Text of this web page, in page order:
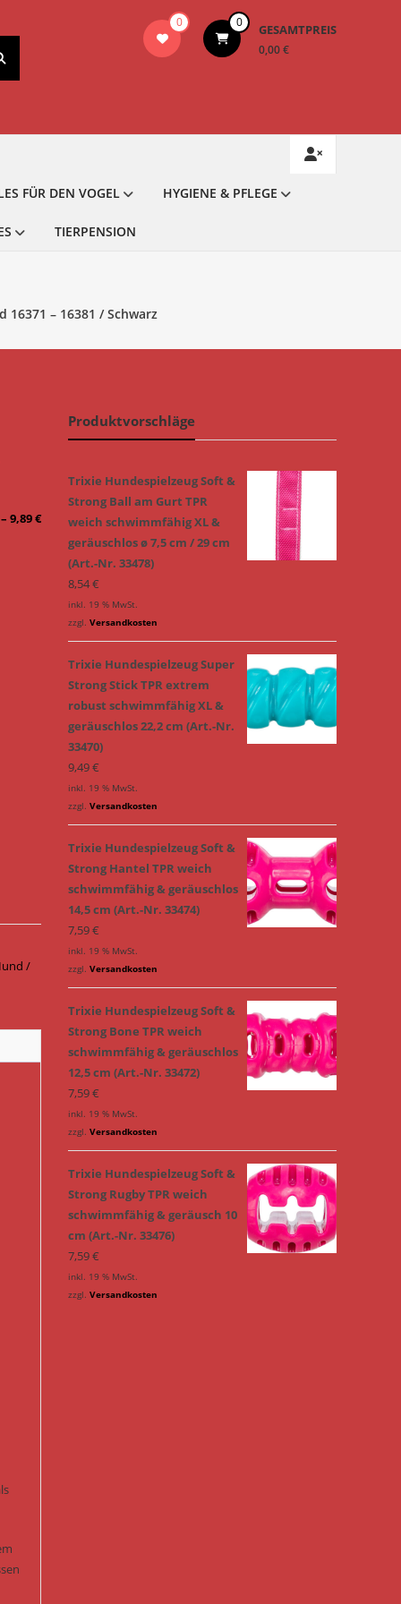
0 0 GESAMTPREIS
0,00 €
FÜR DEN VOGEL HYGIENE & PFLEGE
TIERPENSION
– 16381 / Schwarz
9,89€
/
Produktvorschläge
Trixie Hundespielzeug Soft &
Strong Ball am Gurt TPR
weich schwimmfähig XL &
geräuschlos ø 7,5 cm / 29 cm
(Art.-Nr. 33478)
8,54€
inkl. 19 % MwSt.
zzgl. Versandkosten
Trixie Hundespielzeug Super
Strong Stick TPR extrem
robust schwimmfähig XL &
geräuschlos 22,2 cm (Art.-Nr.
33470)
9,49€
inkl. 19 % MwSt.
zzgl. Versandkosten
Trixie Hundespielzeug Soft &
Strong Hantel TPR weich
schwimmfähig & geräuschlos
14,5 cm (Art.-Nr. 33474)
7,59€
inkl. 19 % MwSt.
zzgl. Versandkosten
Trixie Hundespielzeug Soft &
Strong Bone TPR weich
schwimmfähig & geräuschlos
12,5 cm (Art.-Nr. 33472)
7,59€
inkl. 19 % MwSt.
zzgl. Versandkosten
Trixie Hundespielzeug Soft &
Strong Rugby TPR weich
schwimmfähig & geräusch 10
cm (Art.-Nr. 33476)
7,59€
inkl. 19 % MwSt.
zzgl. Versandkosten